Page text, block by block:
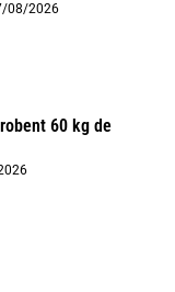
08/2026
60 kg de